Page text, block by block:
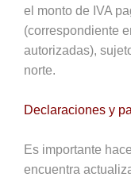
el monto de IVA
(correspondiente
autorizadas),
norte.
Declaraciones y
Es importante
encuentra